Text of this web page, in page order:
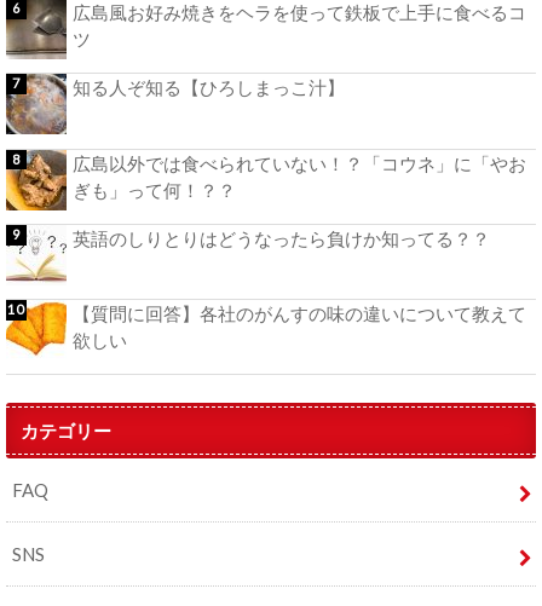
広島風お好み焼きをヘラを使って鉄板で上手に食べるコ
ツ
知る人ぞ知る【ひろしまっこ汁】
広島以外では食べられていない！？「コウネ」に「やお
ぎも」って何！？？
英語のしりとりはどうなったら負けか知ってる？？
【質問に回答】各社のがんすの味の違いについて教えて
欲しい
カテゴリー
FAQ
SNS